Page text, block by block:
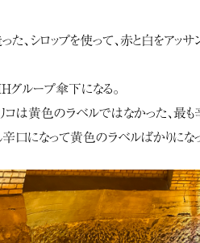
た、シロップを使って、赤と白をアッサ
ループ傘下になる。
リコは黄色のラベルではなかった、
辛口になって黄色のラベルばかりにな